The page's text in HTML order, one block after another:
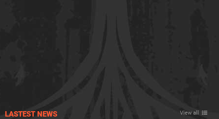
LASTEST NEWS View all